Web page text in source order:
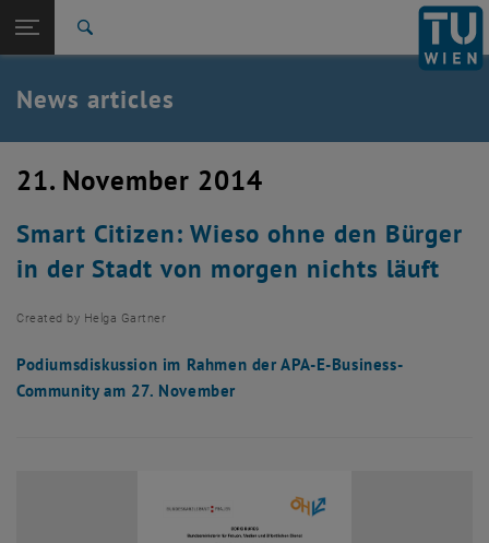
TU Login
Quicklinks
Toggle quicklinks menu
Studies
Career
Back: list subpages of parent page News
Back to:
News
News articles
News articles
21. November 2014
Smart Citizen: Wieso ohne den Bürger
in der Stadt von morgen nichts läuft
Created by Helga Gartner
Podiumsdiskussion im Rahmen der APA-E-Business-
Community am 27. November